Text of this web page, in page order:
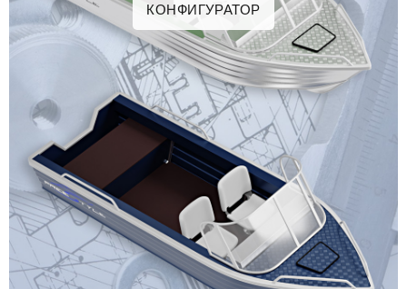
КОНФИГУРАТОР